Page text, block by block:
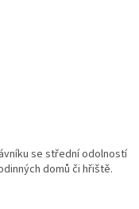
se střední odolností
domů či hřiště.